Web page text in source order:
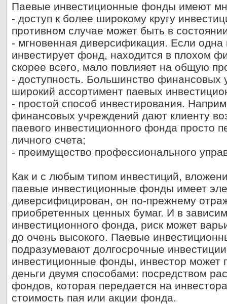
Паевые инвестиционные фонды имеют
- доступ к более широкому кругу
противном случае может быть в
- мгновенная диверсификация. Если одна
инвестирует фонд, находится в плохом
скорее всего, мало повлияет на общую
- доступность. Большинство финансовых
широкий ассортимент паевых
- простой способ инвестирования.
финансовых учреждений дают клиенту
паевого инвестиционного фонда просто
личного счета;
- преимущество профессионального
Как и с любым типом инвестиций,
паевые инвестиционные фонды имеет
диверсифицирован, он по-прежнему
приобретенных ценных бумаг. И в
инвестиционного фонда, риск может
до очень высокого. Паевые
подразумевают долгосрочные
инвестиционные фонды, инвестор может
деньги двумя способами: посредством
фондов, которая передается на
стоимость пая или акции фонда.